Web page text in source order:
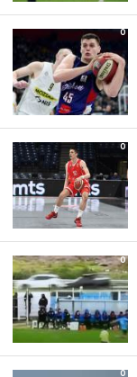
0
0
0
0